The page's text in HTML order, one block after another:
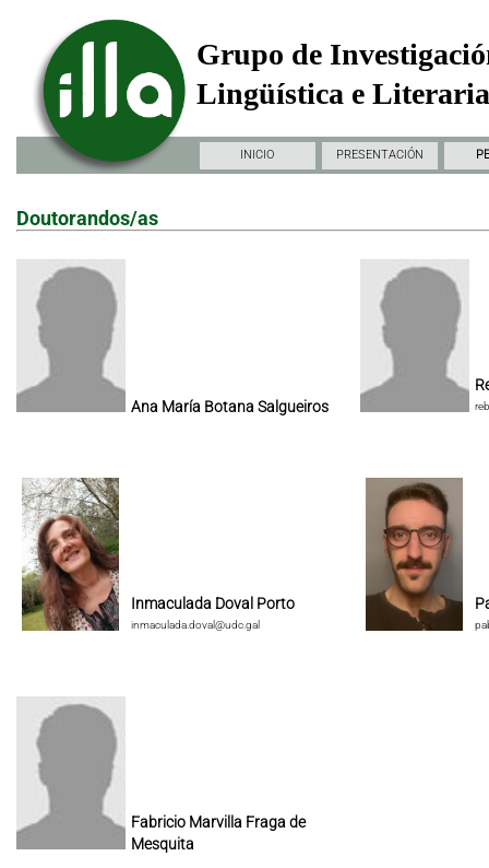
Grupo de
Lingüística e
INICIO PRESENTACIÓN
Doutorandos/as
Ana María Botana Salgueiros
Inmaculada Doval Porto
inmaculada.doval@udc.gal
Fabricio Marvilla Fraga de
Mesquita